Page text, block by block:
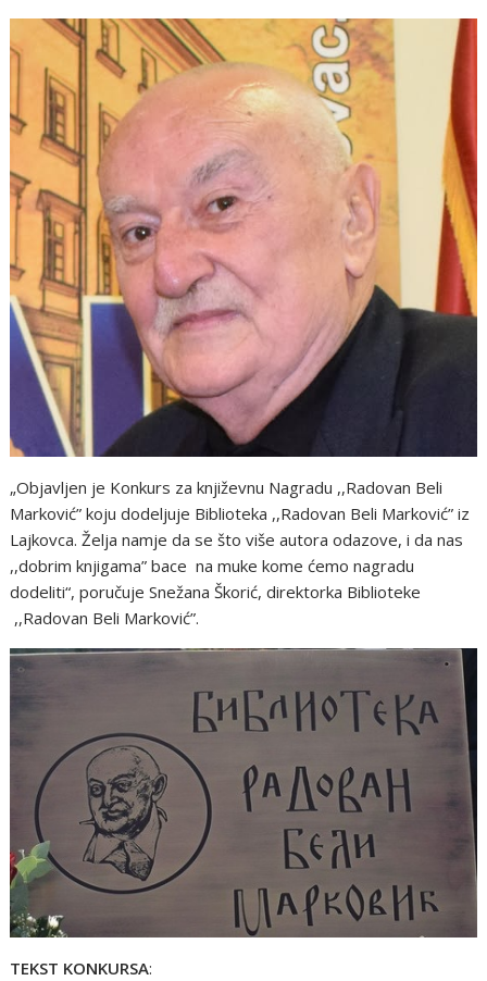
„Objavljen je Konkurs za književnu Nagradu ,,Radovan Beli
Marković” koju dodeljuje Biblioteka ,,Radovan Beli Marković” iz
Lajkovca. Želja namje da se što više autora odazove, i da nas
,,dobrim knjigama” bace na muke kome ćemo nagradu
dodeliti“, poručuje Snežana Škorić, direktorka Biblioteke
,,Radovan Beli Marković”.
TEKST KONKURSA: